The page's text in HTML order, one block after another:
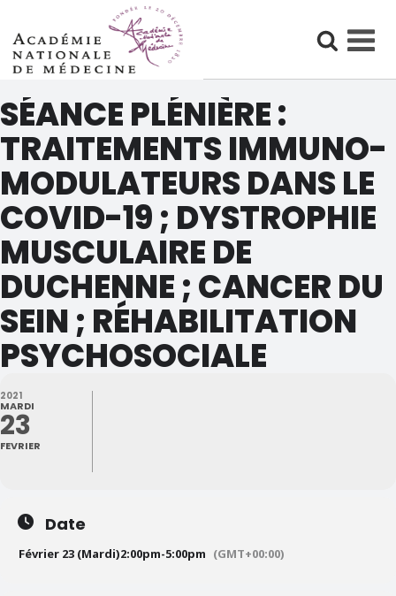
to
content
SÉANCE PLÉNIÈRE :
TRAITEMENTS IMMUNO-
MODULATEURS DANS LE
COVID-19 ; DYSTROPHIE
MUSCULAIRE DE
DUCHENNE ; CANCER DU
SEIN ; RÉHABILITATION
PSYCHOSOCIALE
2021
MARDI
23
FEVRIER
Date
Février 23 (Mardi)2:00pm-5:00pm (GMT+00:00)